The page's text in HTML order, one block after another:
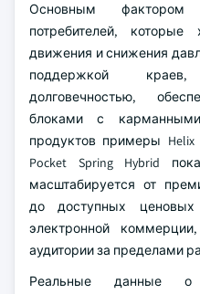
Основным фактором
потребителей, которые
движения и снижения
поддержкой
долговечностью,
блоками с
продуктов примеры Helix
Pocket Spring Hybrid
масштабируется от
до доступных ценовых
электронной
аудитории за пределами
Реальные данные о